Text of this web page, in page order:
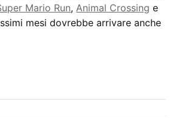
Mario Run,Animal Crossing e
mesi dovrebbe arrivare anche